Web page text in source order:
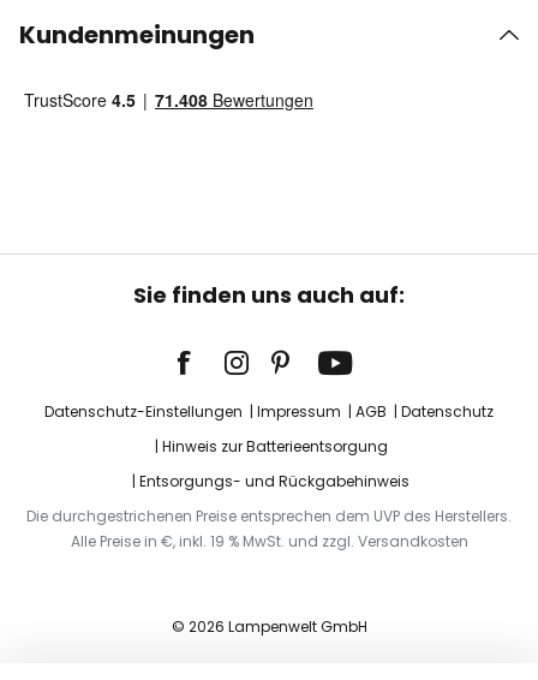
Kundenmeinungen
Sie finden uns auch auf:
Datenschutz-Einstellungen Impressum AGB
Datenschutz
Hinweis zur Batterieentsorgung
Entsorgungs- und Rückgabehinweis
Die durchgestrichenen Preise entsprechen dem UVP des Herstellers.
Alle Preise in €, inkl. 19 % MwSt. und zzgl. Versandkosten
© 2026 Lampenwelt GmbH